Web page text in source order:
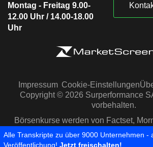
Montag - Freitag 9.00-
12.00 Uhr / 14.00-18.00
Uhr
Impressum Cookie-Einstellungen
Copyright © 2026 Surperformance
vorbehalten.
Börsenkurse werden von Factset,
Capital IQ zur Verfügung
Alle Transkripte zu über 9000 Unternehmen -
Veröffentlichung! Jetzt freischalten!